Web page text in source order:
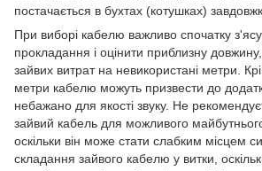
постачається в бухтах (котушках)
При виборі кабелю важливо спочатку
прокладання і оцінити приблизну
зайвих витрат на невикористані метри.
метри кабелю можуть призвести до
небажано для якості звуку. Не
зайвий кабель для можливого
оскільки він може стати слабким місцем
складання зайвого кабелю у витки,